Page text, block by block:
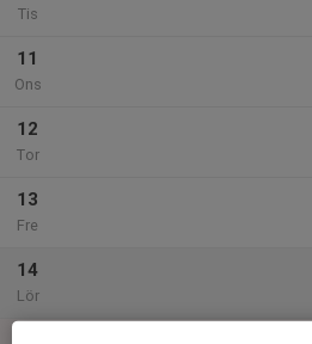
Tis
11
Ons
12
Tor
13
Fre
14
Lör